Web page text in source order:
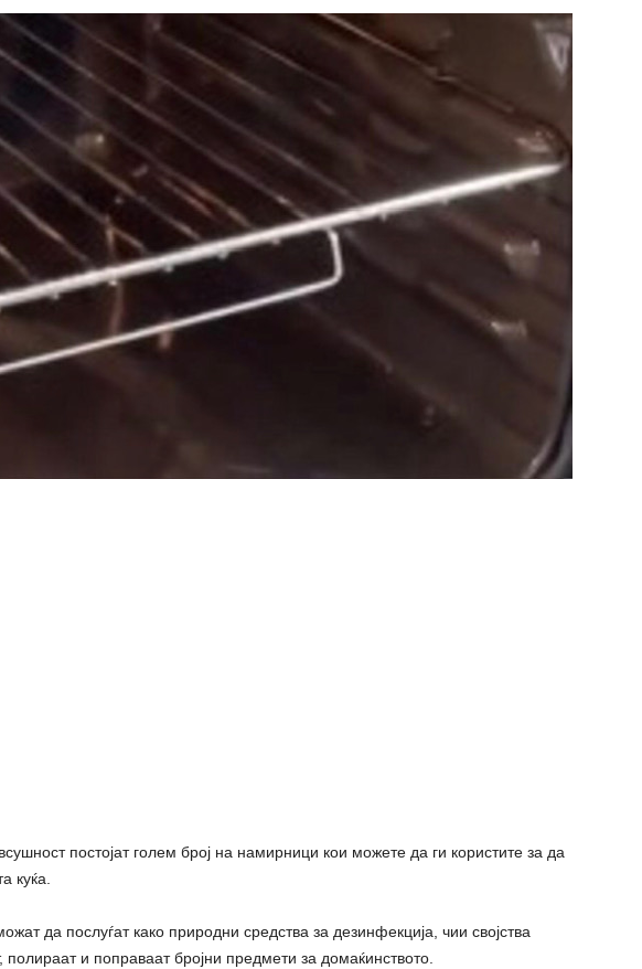
постојат голем број на намирници кои можете да ги користите за да
куќа.
да послуѓат како природни средства за дезинфекција, чии својства
полираат и поправаат бројни предмети за домаќинството.